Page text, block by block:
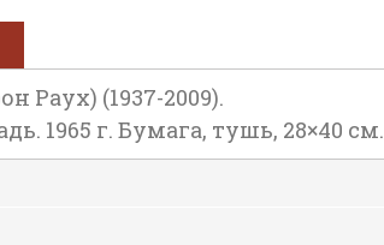
Раух) (1937-2009).
1965 г. Бумага, тушь, 28×40 см.